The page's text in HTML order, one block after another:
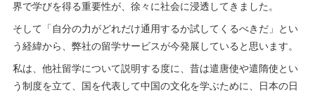
界で学びを得る重要性が、徐々に社会に浸透してきました。
そして「自分の力がどれだけ通用するか試してくるべきだ」とい
う経緯から、弊社の留学サービスが今発展していると思います。
私は、他社留学について説明する度に、昔は遣唐使や遣隋使とい
う制度を立て、国を代表して中国の文化を学ぶために、日本の日